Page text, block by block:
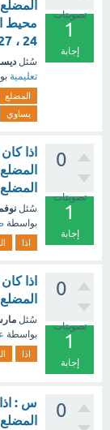
تصويتات
1
إجابة
24 ، 27 ، 36) - مع الشرح
سُئل ديسمبر
تعليمية
المضلع
يساوي
0
تصويتات
1
إجابة
اذا
سُئل نوفمبر
بواسطة
اذا
0
تصويتات
1
إجابة
اذا
سُئل
بواسطة
اذا
0
س :